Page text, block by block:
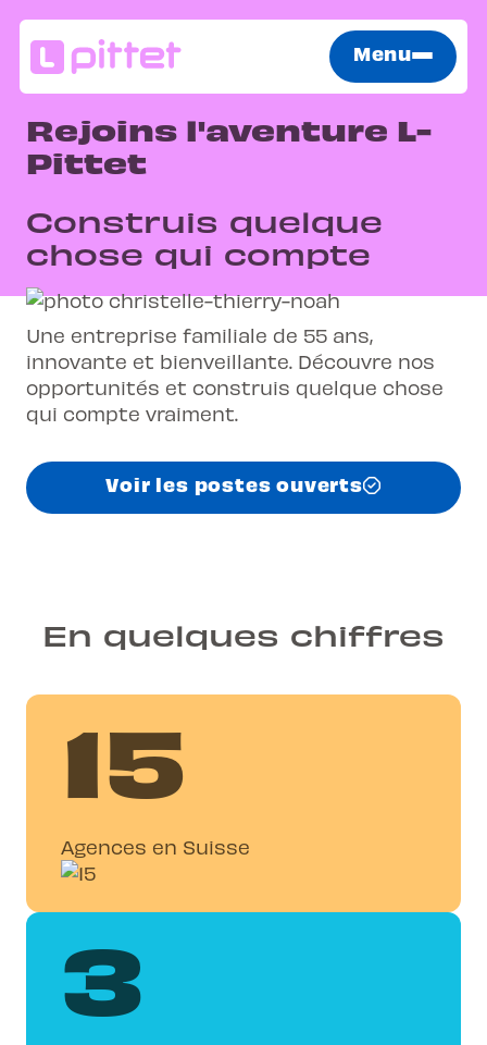
Menu
Rejoins l'aventure L-
Pittet
Construis quelque
chose qui compte
Une entreprise familiale de 55 ans,
innovante et bienveillante. Découvre nos
opportunités et construis quelque chose
qui compte vraiment.
Voir les postes ouverts
En quelques chiffres
15
3